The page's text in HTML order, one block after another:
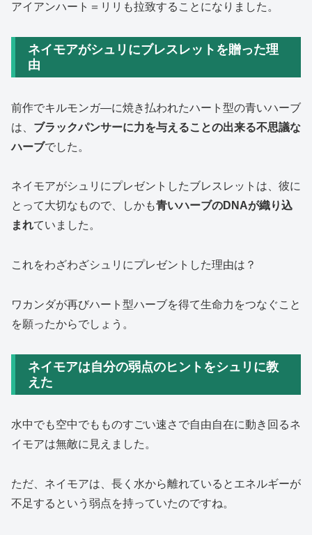
アイアンハート＝リリも拉致することになりました。
ネイモアがシュリにブレスレットを贈った理
由
前作でキルモンガ―に焼き払われたハート型の青いハーブ
は、 ブラックパンサーに力を与えることの出来る不思議な
ハーブでした。
ネイモアがシュリにプレゼントしたブレスレットは、 彼に
とって大切なもので、しかも青いハーブのDNAが織り込
まれていました。
これをわざわざシュリにプレゼントした理由は？
ワカンダが再びハート型ハーブを得て生命力をつなぐこと
を願ったからでしょう。
ネイモアは自分の弱点のヒントをシュリに教
えた
水中でも空中でもものすごい速さで自由自在に動き回るネ
イモアは無敵に見えました。
ただ、ネイモアは、長く水から離れているとエネルギーが
不足するという弱点を持っていたのですね。